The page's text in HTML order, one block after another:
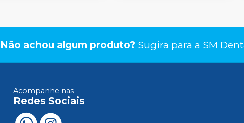
Não achou algum produto? Sugira para a SM
Acompanhe nas
Redes Sociais